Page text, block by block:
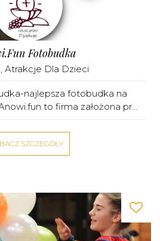
Fotobudka
, Atrakcje Dla Dzieci
najlepsza fotobudka na
to firma założona pr...
SZCZEGÓŁY